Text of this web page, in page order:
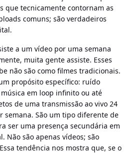
que tecnicamente contornam as
comuns; são verdadeiros
a um vídeo por uma semana
muita gente assiste. Esses
não são como filmes tradicionais.
propósito específico: ruído
em loop infinito ou até
de uma transmissão ao vivo 24
semana. São um tipo diferente de
ser uma presença secundária em
Não são apenas vídeos; são
tendência nos mostra que, se o